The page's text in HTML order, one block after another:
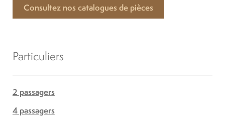
Consultez nos catalogues de pièces
Particuliers
2 passagers
4 passagers